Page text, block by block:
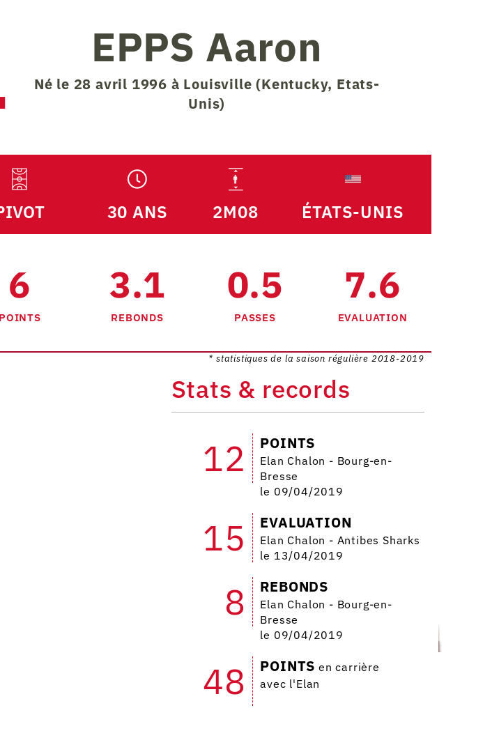
EPPS Aaron
Né le 28 avril 1996 à Louisville (Kentucky, Etats-
Unis)
30 ANS 2M08 ÉTATS-UNIS
6
POINTS
3.1
REBONDS
0.5
PASSES
7.6
EVALUATION
* statistiques de la saison régulière 2018-2019
Stats & records
12 POINTS
Elan Chalon - Bourg-en-
Bresse
le 09/04/2019
15 EVALUATION
Elan Chalon - Antibes Sharks
le 13/04/2019
8 REBONDS
Elan Chalon - Bourg-en-
Bresse
le 09/04/2019
48 POINTS en carrière
avec l'Elan